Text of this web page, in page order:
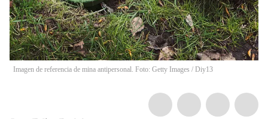
Imagen de referencia de mina antipersonal. Foto: Getty Images / Diy13